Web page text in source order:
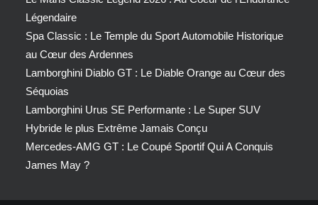
Légendaire
Spa Classic : Le Temple du Sport Automobile Historique
au Cœur des Ardennes
Lamborghini Diablo GT : Le Diable Orange au Cœur des
Séquoias
Lamborghini Urus SE Performante : Le Super SUV
Hybride le plus Extrême Jamais Conçu
Mercedes-AMG GT : Le Coupé Sportif Qui A Conquis
James May ?